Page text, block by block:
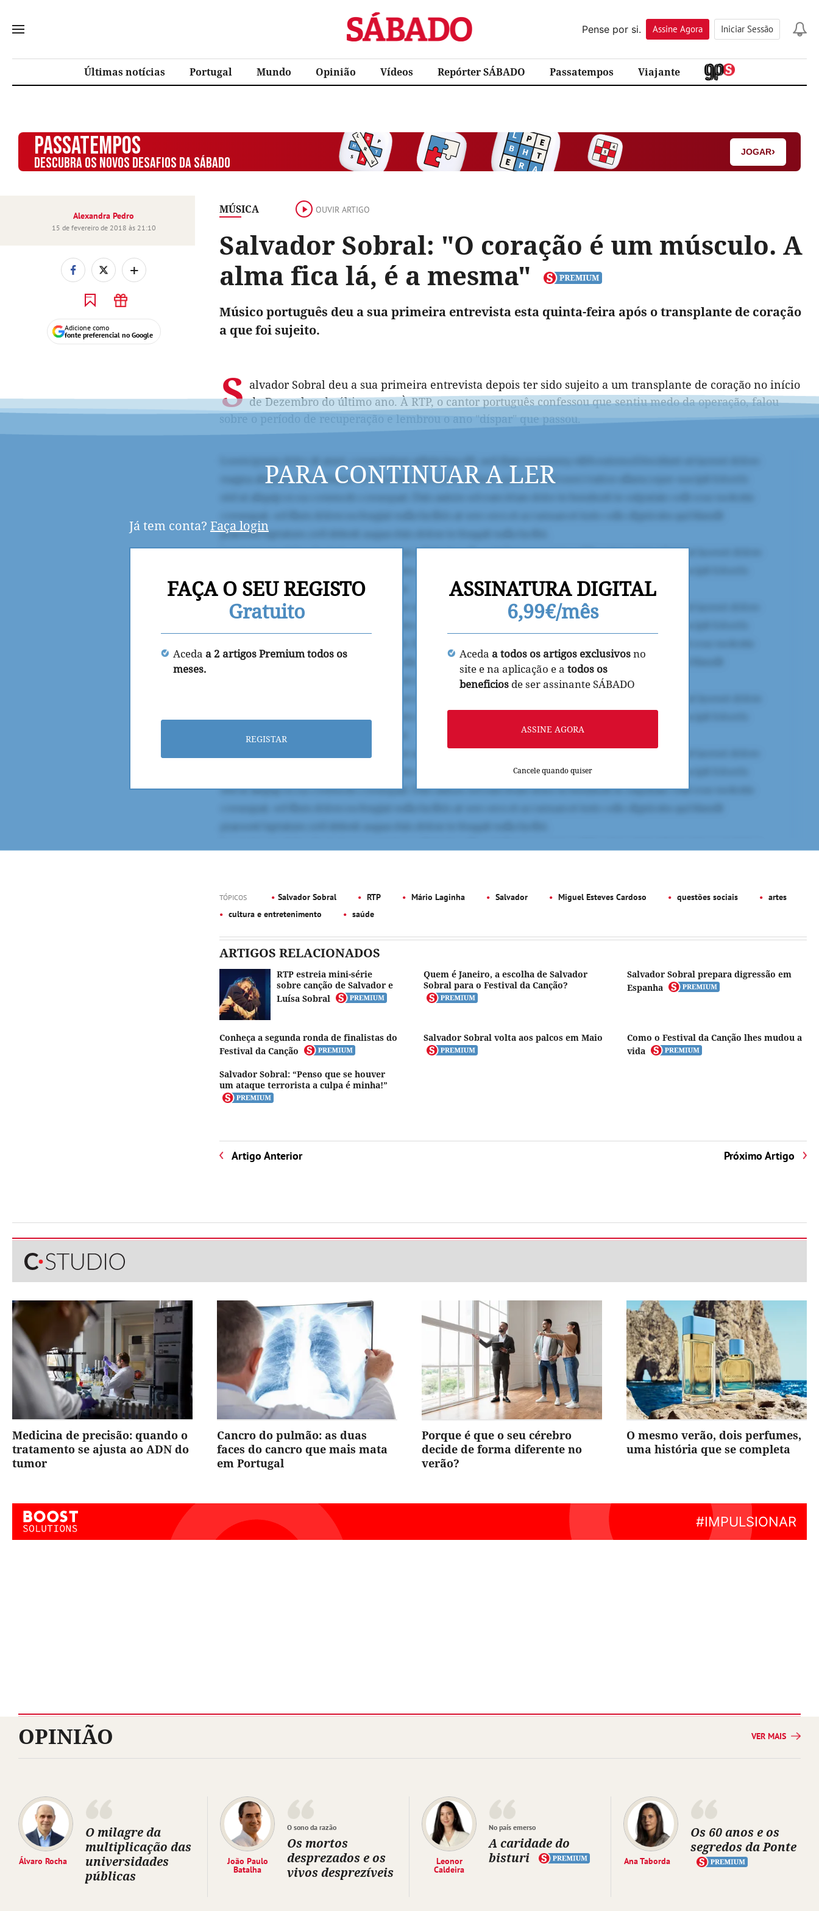
Sábado
Pense por si.
Assine Agora Iniciar Sessão
Últimas notícias Portugal Mundo Opinião Vídeos Repórter SÁBADO Passatempos Viajante
PASSATEMPOS
DESCUBRA OS NOVOS DESAFIOS DA SÁBADO
JOGAR›
MÚSICA OUVIR ARTIGO
Salvador Sobral: "O coração é um músculo. A
alma fica lá, é a mesma"
Alexandra Pedro
15 de fevereiro de 2018 às 21:10
+
Adicione como
fonte preferencial no Google
Músico português deu a sua primeira entrevista esta quinta-feira após o transplante de coração
a que foi sujeito.
S alvador Sobral deu a sua primeira entrevista depois ter sido sujeito a um transplante de coração no início
de Dezembro do último ano. À RTP, o cantor português confessou que sentiu medo da operação, falou
sobre o período de recuperação e lembrou o ano "díspar" que passou.
PARA CONTINUAR A LER
Já tem conta? Faça login
FAÇA O SEU REGISTO
Gratuito
Aceda a 2 artigos Premium todos os
meses.
REGISTAR
ASSINATURA DIGITAL
6,99€/mês
Aceda a todos os artigos exclusivosno
site e na aplicação e a todos os
beneficios de ser assinante SÁBADO
ASSINE AGORA
Cancele quando quiser
TÓPICOS Salvador Sobral RTP Mário Laginha Salvador Miguel Esteves Cardoso questões sociais
artes
cultura e entretenimento
saúde
ARTIGOS RELACIONADOS
RTP estreia mini-série
sobre canção de Salvador e
Luísa Sobral
Quem é Janeiro, a escolha de Salvador
Sobral para o Festival da Canção?
Salvador Sobral prepara digressão em
Espanha
Conheça a segunda ronda de finalistas do
Festival da Canção
Salvador Sobral volta aos palcos em Maio
Como o Festival da Canção lhes mudou a
vida
Salvador Sobral: “Penso que se houver
um ataque terrorista a culpa é minha!”
Artigo Anterior Próximo Artigo
Medicina de precisão: quando o
tratamento se ajusta ao ADN do
tumor
Cancro do pulmão: as duas
faces do cancro que mais mata
em Portugal
Porque é que o seu cérebro
decide de forma diferente no
verão?
O mesmo verão, dois perfumes,
uma história que se completa
OPINIÃO VER MAIS
Álvaro Rocha
O milagre da
multiplicação das
universidades
públicas
João Paulo
Batalha
O sono da razão
Os mortos
desprezados e os
vivos desprezíveis
Leonor
Caldeira
No país emerso
A caridade do
bisturi
Ana Taborda
Os 60 anos e os
segredos da Ponte